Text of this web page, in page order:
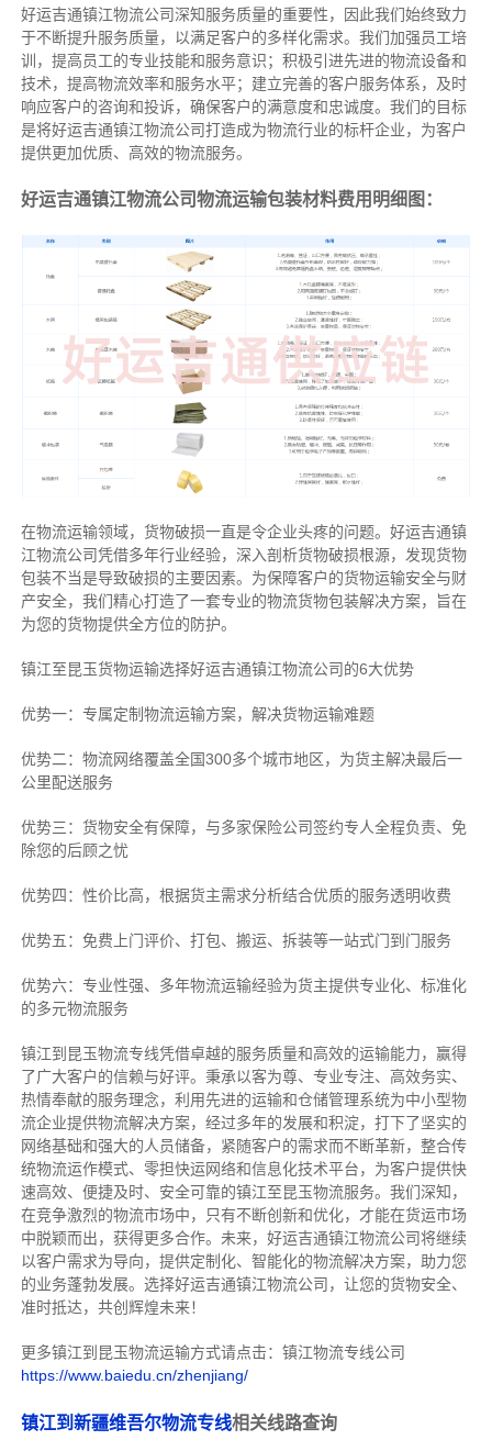
好运吉通镇江物流公司深知服务质量的重要性，因此我们始终致力
于不断提升服务质量，以满足客户的多样化需求。我们加强员工培
训，提高员工的专业技能和服务意识；积极引进先进的物流设备和
技术，提高物流效率和服务水平；建立完善的客户服务体系，及时
响应客户的咨询和投诉，确保客户的满意度和忠诚度。我们的目标
是将好运吉通镇江物流公司打造成为物流行业的标杆企业，为客户
提供更加优质、高效的物流服务。
好运吉通镇江物流公司物流运输包装材料费用明细图：
在物流运输领域，货物破损一直是令企业头疼的问题。好运吉通镇
江物流公司凭借多年行业经验，深入剖析货物破损根源，发现货物
包装不当是导致破损的主要因素。为保障客户的货物运输安全与财
产安全，我们精心打造了一套专业的物流货物包装解决方案，旨在
为您的货物提供全方位的防护。
镇江至昆玉货物运输选择好运吉通镇江物流公司的6大优势
优势一：专属定制物流运输方案，解决货物运输难题
优势二：物流网络覆盖全国300多个城市地区，为货主解决最后一
公里配送服务
优势三：货物安全有保障，与多家保险公司签约专人全程负责、免
除您的后顾之忧
优势四：性价比高，根据货主需求分析结合优质的服务透明收费
优势五：免费上门评价、打包、搬运、拆装等一站式门到门服务
优势六：专业性强、多年物流运输经验为货主提供专业化、标准化
的多元物流服务
镇江到昆玉物流专线凭借卓越的服务质量和高效的运输能力，赢得
了广大客户的信赖与好评。 秉承以客为尊、专业专注、高效务实、
热情奉献的服务理念，利用先进的运输和仓储管理系统为中小型物
流企业提供物流解决方案，经过多年的发展和积淀，打下了坚实的
网络基础和强大的人员储备，紧随客户的需求而不断革新，整合传
统物流运作模式、零担快运网络和信息化技术平台，为客户提供快
速高效、便捷及时、安全可靠的镇江至昆玉物流服务。 我们深知，
在竞争激烈的物流市场中，只有不断创新和优化，才能在货运市场
中脱颖而出，获得更多合作。 未来，好运吉通镇江物流公司将继续
以客户需求为导向，提供定制化、智能化的物流解决方案，助力您
的业务蓬勃发展。选择好运吉通镇江物流公司，让您的货物安全、
准时抵达，共创辉煌未来！
更多镇江到昆玉物流运输方式请点击：镇江物流专线公司
https://www.baiedu.cn/zhenjiang/
镇江到新疆维吾尔物流专线相关线路查询